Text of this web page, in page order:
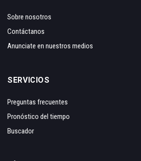
Sobre nosotros
Contáctanos
Anunciate en nuestros medios
SERVICIOS
Preguntas frecuentes
Pronóstico del tiempo
Buscador